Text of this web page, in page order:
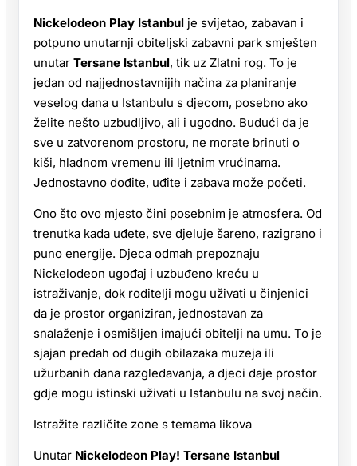
Nickelodeon Play Istanbul je svijetao, zabavan i
potpuno unutarnji obiteljski zabavni park smješten
unutar Tersane Istanbul, tik uz Zlatni rog. To je
jedan od najjednostavnijih načina za planiranje
veselog dana u Istanbulu s djecom, posebno ako
želite nešto uzbudljivo, ali i ugodno. Budući da je
sve u zatvorenom prostoru, ne morate brinuti o
kiši, hladnom vremenu ili ljetnim vrućinama.
Jednostavno dođite, uđite i zabava može početi.
Ono što ovo mjesto čini posebnim je atmosfera. Od
trenutka kada uđete, sve djeluje šareno, razigrano i
puno energije. Djeca odmah prepoznaju
Nickelodeon ugođaj i uzbuđeno kreću u
istraživanje, dok roditelji mogu uživati u činjenici
da je prostor organiziran, jednostavan za
snalaženje i osmišljen imajući obitelji na umu. To je
sjajan predah od dugih obilazaka muzeja ili
užurbanih dana razgledavanja, a djeci daje prostor
gdje mogu istinski uživati u Istanbulu na svoj način.
Istražite različite zone s temama likova
Unutar Nickelodeon Play! Tersane Istanbul